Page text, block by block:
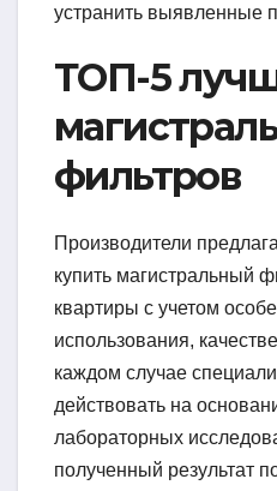
устранить выявленные
ТОП-5
фильтров
Производители
купить магистральный
квартиры с учетом
использования,
каждом случае
действовать на
лабораторных
полученный результат